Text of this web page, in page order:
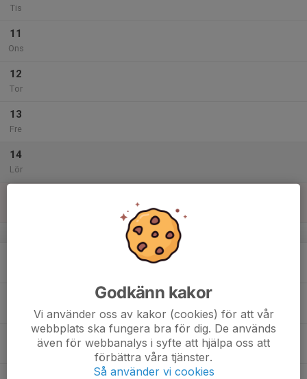
Tis
11
Ons
12
Tor
13
Fre
14
Lör
v.47
Godkänn kakor
Vi använder oss av kakor (cookies) för att vår
webbplats ska fungera bra för dig. De används
även för webbanalys i syfte att hjälpa oss att
förbättra våra tjänster.
Så använder vi cookies